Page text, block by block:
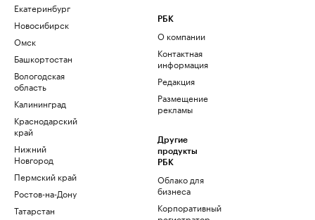
Екатеринбург
Новосибирск
Омск
Башкортостан
Вологодская
область
Калининград
Краснодарский
край
Нижний
Новгород
Пермский край
Ростов-на-Дону
Татарстан
РБК
О компании
Контактная
информация
Редакция
Размещение
рекламы
Другие
продукты
РБК
Облако для
бизнеса
Корпоративный